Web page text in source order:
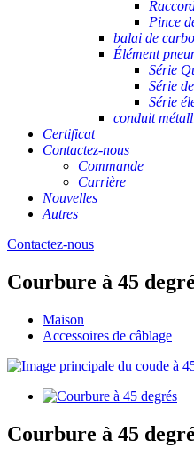
Pince
balai de
Élément
Série
Série
Série
conduit
Certificat
Contactez-nous
Commande
Carrière
Nouvelles
Autres
Contactez-nous
Courbure à 45
Maison
Accessoires de câblage
Courbure à 45